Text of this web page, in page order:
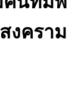
งคราม